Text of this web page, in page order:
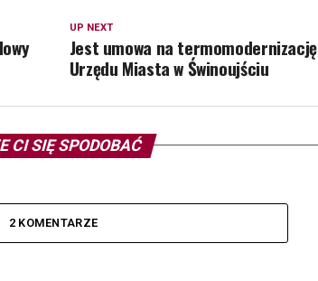
UP NEXT
Jest umowa na termomodernizację
Urzędu Miasta w Świnoujściu
CI SIĘ SPODOBAĆ
2 KOMENTARZE